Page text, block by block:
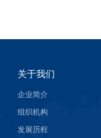
关于我们
企业简介
组织机构
发展历程